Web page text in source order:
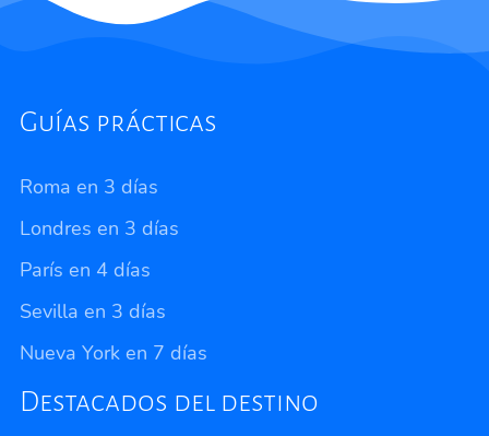
Guías prácticas
Roma en 3 días
Londres en 3 días
París en 4 días
Sevilla en 3 días
Nueva York en 7 días
Destacados del destino